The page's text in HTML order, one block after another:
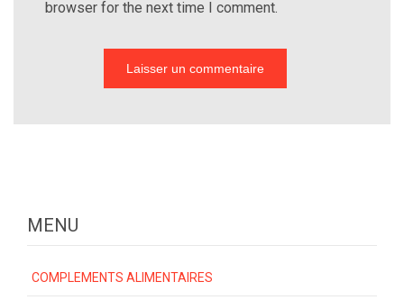
browser for the next time I comment.
MENU
COMPLEMENTS ALIMENTAIRES